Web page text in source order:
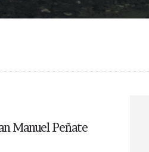
Manuel Peñate